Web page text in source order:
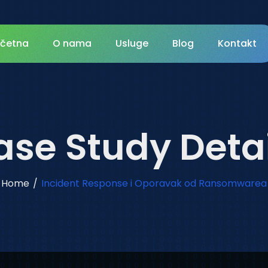
O nama Usluge Blog Kontakt
Study
Home / Incident Response i Oporavak od Ransomwarea